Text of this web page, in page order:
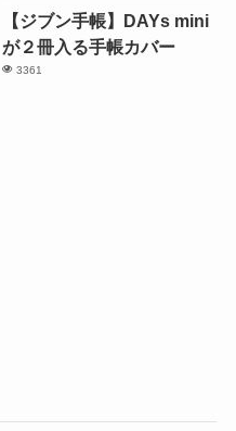
【ジブン手帳】DAYs mini
が２冊入る手帳カバー
3361